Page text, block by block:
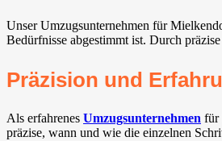
Unser Umzugsunternehmen für
Bedürfnisse abgestimmt ist. Durch
Präzision und
Als erfahrenes Umzugsunternehmen für
präzise, wann und wie die einzelnen